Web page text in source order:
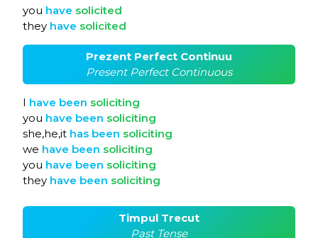
you have solicited
they have solicited
Prezent Perfect Continuu
Present Perfect Continuous
I have been soliciting
you have been soliciting
she,he,it has been soliciting
we have been soliciting
you have been soliciting
they have been soliciting
Timpul Trecut
Past Tense